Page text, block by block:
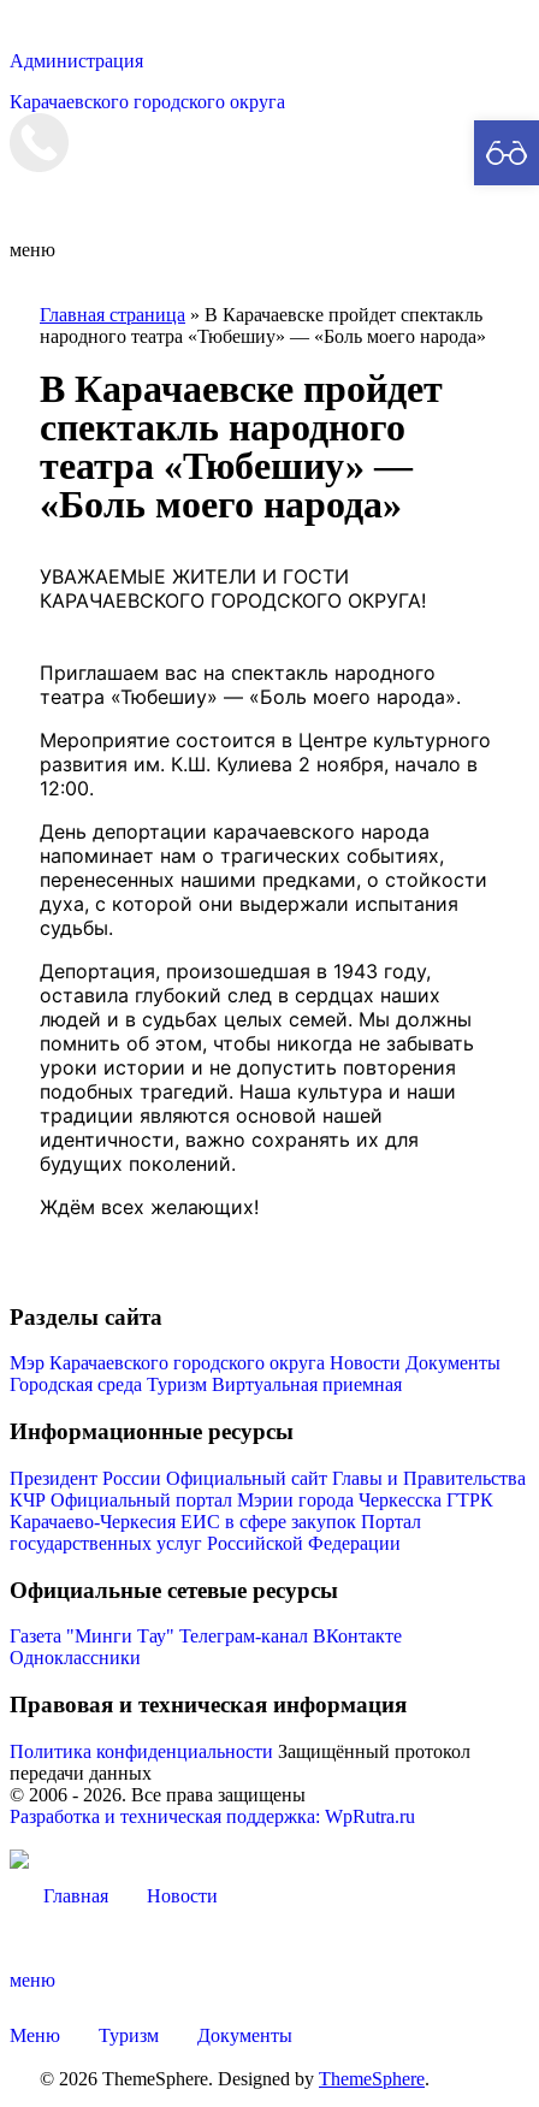
Администрация
Карачаевского городского округа
меню
Главная страница » В Карачаевске пройдет спектакль
народного театра «Тюбешиу» — «Боль моего народа»
В Карачаевске пройдет
спектакль народного
театра «Тюбешиу» —
«Боль моего народа»
УВАЖАЕМЫЕ ЖИТЕЛИ И ГОСТИ
КАРАЧАЕВСКОГО ГОРОДСКОГО ОКРУГА!
Приглашаем вас на спектакль народного
театра «Тюбешиу» — «Боль моего народа».
Мероприятие состоится в Центре культурного
развития им. К.Ш. Кулиева 2 ноября, начало в
12:00.
День депортации карачаевского народа
напоминает нам о трагических событиях,
перенесенных нашими предками, о стойкости
духа, с которой они выдержали испытания
судьбы.
Депортация, произошедшая в 1943 году,
оставила глубокий след в сердцах наших
людей и в судьбах целых семей. Мы должны
помнить об этом, чтобы никогда не забывать
уроки истории и не допустить повторения
подобных трагедий. Наша культура и наши
традиции являются основой нашей
идентичности, важно сохранять их для
будущих поколений.
Ждём всех желающих!
Разделы сайта
Мэр Карачаевского городского округа Новости Документы
Городская среда Туризм Виртуальная приемная
Информационные ресурсы
Президент России Официальный сайт Главы и Правительства
КЧР Официальный портал Мэрии города Черкесска ГТРК
Карачаево-Черкесия ЕИС в сфере закупок Портал
государственных услуг Российской Федерации
Официальные сетевые ресурсы
Газета "Минги Тау" Телеграм-канал ВКонтакте
Одноклассники
Правовая и техническая информация
Политика конфиденциальности Защищённый протокол
передачи данных
© 2006 - 2026. Все права защищены
Разработка и техническая поддержка: WpRutra.ru
Главная Новости
меню
Меню Туризм Документы
© 2026 ThemeSphere. Designed by ThemeSphere.
Туризм